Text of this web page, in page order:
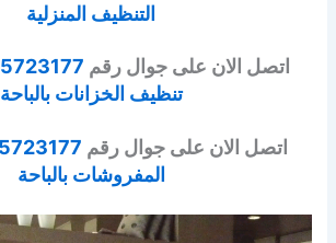
التنظيف المنزلية
اتصل الان على جوال رقم
تنظيف الخزانات بالباحة
اتصل الان على جوال رقم
المفروشات بالباحة